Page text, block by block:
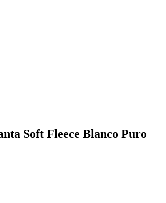
Soft Fleece Blanco Puro